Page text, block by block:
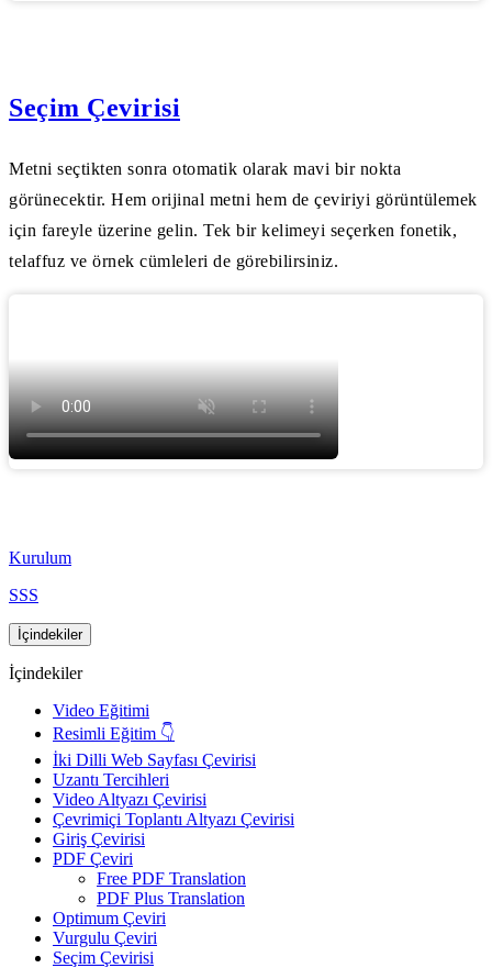
Seçim Çevirisi
Metni seçtikten sonra otomatik olarak mavi bir nokta
görünecektir. Hem orijinal metni hem de çeviriyi görüntülemek
için fareyle üzerine gelin. Tek bir kelimeyi seçerken fonetik,
telaffuz ve örnek cümleleri de görebilirsiniz.
Kurulum
SSS
İçindekiler
İçindekiler
Video Eğitimi
Resimli Eğitim 👇
İki Dilli Web Sayfası Çevirisi
Uzantı Tercihleri
Video Altyazı Çevirisi
Çevrimiçi Toplantı Altyazı Çevirisi
Giriş Çevirisi
PDF Çeviri
Free PDF Translation
PDF Plus Translation
Optimum Çeviri
Vurgulu Çeviri
Seçim Çevirisi